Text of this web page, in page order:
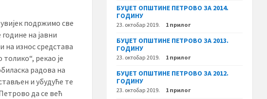
подржимо све
на јавни
на износ средстава
рекао је
радова на
и убудуће те
да се већ
БУЏЕТ ОПШТИНЕ ПЕТРОВО ЗА 2014.
ГОДИНУ
23. октобар 2019. 1 прилог
БУЏЕТ ОПШТИНЕ ПЕТРОВО ЗА 2013.
ГОДИНУ
23. октобар 2019. 1 прилог
БУЏЕТ ОПШТИНЕ ПЕТРОВО ЗА 2012.
ГОДИНУ
23. октобар 2019. 1 прилог